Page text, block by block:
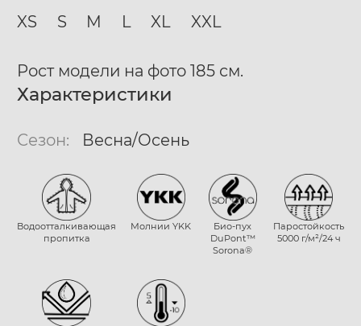
XS S M L XL XXL
Рост модели на фото 185 см.
Характеристики
Сезон: Весна/Осень
Водоотталкивающая
пропитка
Молнии YKK
Био-пух
DuPont™
Sorona®
Паростойкость
5000 г/м²/24 ч